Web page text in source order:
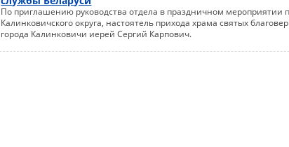
По приглашению руководства отдела в праздничном мероприятии
Калинковичского округа, настоятель прихода храма святых
города Калинковичи иерей Сергий Карпович.